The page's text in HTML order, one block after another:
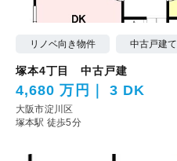
リノベ向き物件 中古戸建て
塚本4丁目 中古戸建
4,680 万円 3 DK
大阪市淀川区
塚本駅 徒歩5分